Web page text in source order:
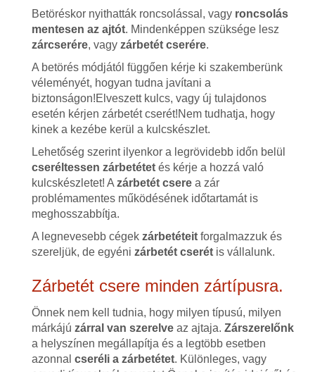
Betöréskor nyithatták roncsolással, vagy roncsolás
mentesen az ajtót. Mindenképpen szüksége lesz
zárcserére, vagyzárbetét cserére.
A betörés módjától függően kérje ki szakemberünk
véleményét, hogyan tudna javítani a
biztonságon!Elveszett kulcs, vagy új tulajdonos
esetén kérjen zárbetét cserét!Nem tudhatja, hogy
kinek a kezébe kerül a kulcskészlet.
Lehetőség szerint ilyenkor a legrövidebb időn belül
cseréltessen zárbetétetés kérje a hozzá való
kulcskészletet! A zárbetét cserea zár
problémamentes működésének időtartamát is
meghosszabbítja.
A legnevesebb cégek zárbetéteitforgalmazzuk és
szereljük, de egyéni zárbetét cserétis vállalunk.
Zárbetét csere minden zártípusra.
Önnek nem kell tudnia, hogy milyen típusú, milyen
márkájú zárral van szerelveaz ajtaja. Zárszerelőnk
a helyszínen megállapítja és a legtöbb esetben
azonnal cseréli a zárbetétet. Különleges, vagy